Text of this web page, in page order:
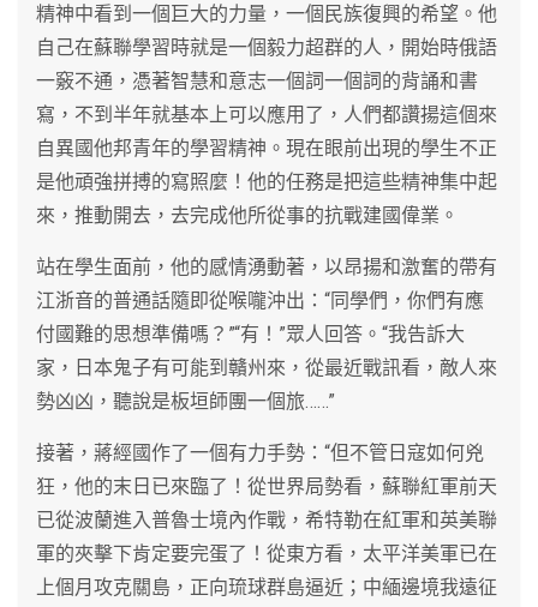
精神中看到一個巨大的力量，一個民族復興的希望。他
自己在蘇聯學習時就是一個毅力超群的人，開始時俄語
一竅不通，憑著智慧和意志一個詞一個詞的背誦和書
寫，不到半年就基本上可以應用了，人們都讚揚這個來
自異國他邦青年的學習精神。現在眼前出現的學生不正
是他頑強拼搏的寫照麼！他的任務是把這些精神集中起
來，推動開去，去完成他所從事的抗戰建國偉業。
站在學生面前，他的感情湧動著，以昂揚和激奮的帶有
江浙音的普通話隨即從喉嚨沖出：“同學們，你們有應
付國難的思想準備嗎？”“有！”眾人回答。“我告訴大
家，日本鬼子有可能到贛州來，從最近戰訊看，敵人來
勢凶凶，聽說是板垣師團一個旅……”
接著，蔣經國作了一個有力手勢：“但不管日寇如何兇
狂，他的末日已來臨了！從世界局勢看，蘇聯紅軍前天
已從波蘭進入普魯士境內作戰，希特勒在紅軍和英美聯
軍的夾擊下肯定要完蛋了！從東方看，太平洋美軍已在
上個月攻克關島，正向琉球群島逼近；中緬邊境我遠征